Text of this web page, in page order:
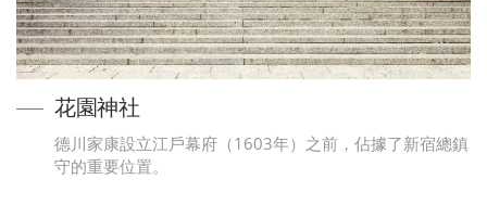
花園神社
德川家康設立江戶幕府（1603年）之前，佔據了新宿總鎮
守的重要位置。